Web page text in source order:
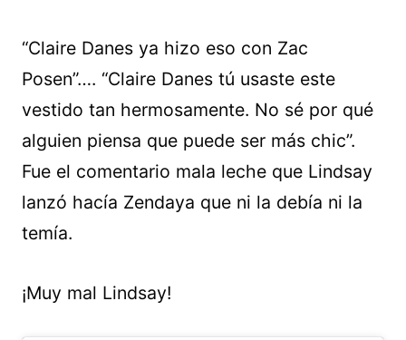
“Claire Danes ya hizo eso con Zac
Posen”…. “Claire Danes tú usaste este
vestido tan hermosamente. No sé por qué
alguien piensa que puede ser más chic”.
Fue el comentario mala leche que Lindsay
lanzó hacía Zendaya que ni la debía ni la
temía.
¡Muy mal Lindsay!